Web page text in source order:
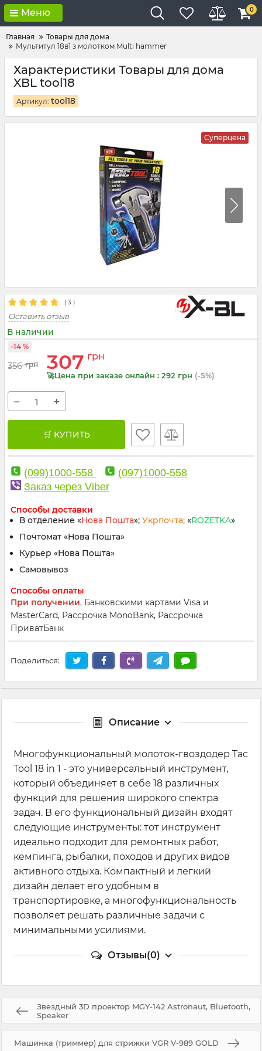
Меню 0
Главная
Товары для дома
Мультитул 18в1 з молотком Multi hammer
Характеристики Товары для дома
XBL tool18
Артикул: tool18
Суперцена
( 3 )
Оставить отзыв
В наличии
356 грн 307 грн
🚀Цена при заказе онлайн : 292 грн (-5%)
-14 %
− +
🛒 КУПИТЬ
(099)1000-558
(097)1000-558
Заказ через Viber
Способы доставки
В отделение «Нова Пошта»; Укрпочта; «ROZETKA»
Почтомат «Нова Пошта»
Курьер «Нова Пошта»
Самовывоз
Способы оплаты
При получении, Банковскими картами Visa и
MasterCard, Рассрочка MonoBank, Рассрочка
ПриватБанк
Поделиться:
Описание
Многофункциональный молоток-гвоздодер Tac
Tool 18 in 1 - это универсальный инструмент,
который объединяет в себе 18 различных
функций для решения широкого спектра
задач. В его функциональный дизайн входят
следующие инструменты: тот инструмент
идеально подходит для ремонтных работ,
кемпинга, рыбалки, походов и других видов
активного отдыха. Компактный и легкий
дизайн делает его удобным в
транспортировке, а многофункциональность
позволяет решать различные задачи с
минимальными усилиями.
Отзывы(0)
Звездный 3D проектор MGY-142 Astronaut, Bluetooth,
Speaker
Машинка (триммер) для стрижки VGR V-989 GOLD